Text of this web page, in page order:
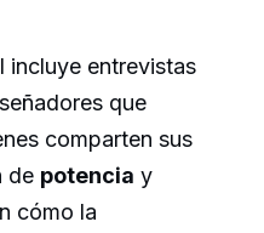
incluye entrevistas
que
comparten sus
de potencia y
cómo la